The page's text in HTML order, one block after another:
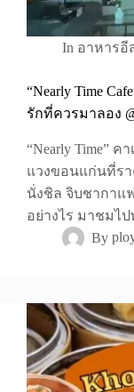
In อาหารอี
“Nearly Time
รักที่ควรมาลอง
“Nearly Time”
แวงขอนแก่นที่รา
นั่งชิล จิบชากาแ
อย่างไร มาชมไ
By